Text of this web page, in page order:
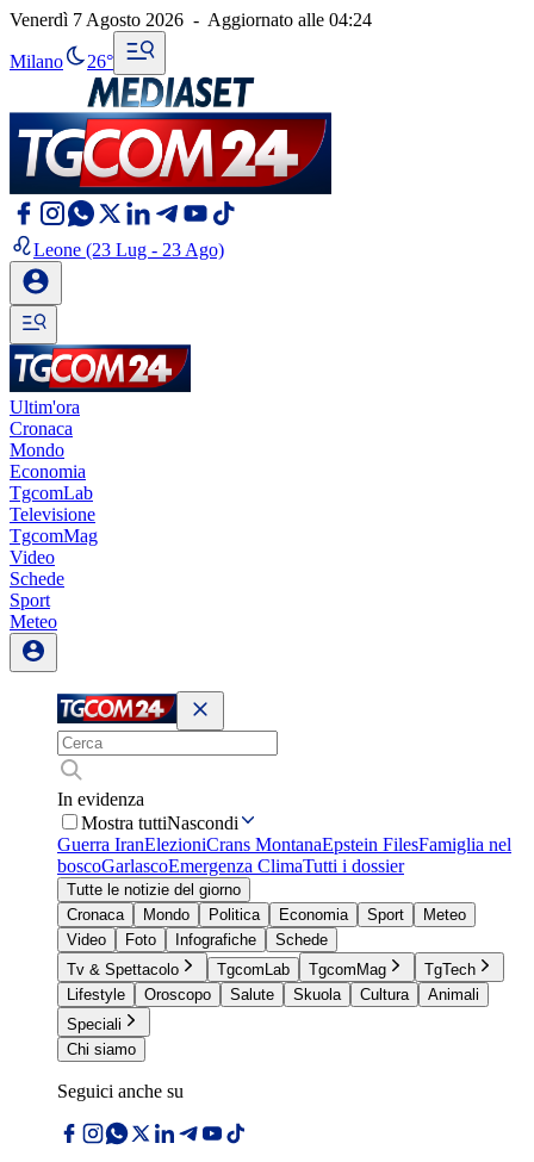
Venerdì 7 Agosto 2026 - Aggiornato alle 04:24
Milano 26°
Leone (23 Lug - 23 Ago)
Ultim'ora
Cronaca
Mondo
Economia
TgcomLab
Televisione
TgcomMag
Video
Schede
Sport
Meteo
In evidenza
Mostra tuttiNascondi
Guerra IranElezioniCrans MontanaEpstein FilesFamiglia nel
boscoGarlascoEmergenza ClimaTutti i dossier
Tutte le notizie del giorno
Cronaca
Mondo Politica Economia Sport
Meteo
Video
Foto Infografiche
Schede
Tv & Spettacolo
TgcomLab TgcomMag
TgTech
Lifestyle
Oroscopo Salute Skuola Cultura
Animali
Speciali
Chi siamo
Seguici anche su